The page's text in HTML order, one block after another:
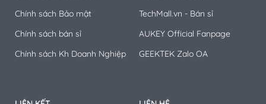
Chính sách Bảo mật
Chính sách bán sỉ
Chính sách Kh Doanh Nghiệp
TechMall.vn - Bán sỉ
AUKEY Official Fanpage
GEEKTEK Zalo OA